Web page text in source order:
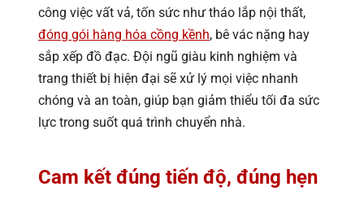
công việc vất vả, tốn sức như tháo lắp nội thất,
đóng gói hàng hóa cồng kềnh, bê vác nặng hay
sắp xếp đồ đạc. Đội ngũ giàu kinh nghiệm và
trang thiết bị hiện đại sẽ xử lý mọi việc nhanh
chóng và an toàn, giúp bạn giảm thiểu tối đa sức
lực trong suốt quá trình chuyển nhà.
Cam kết đúng tiến độ, đúng hẹn